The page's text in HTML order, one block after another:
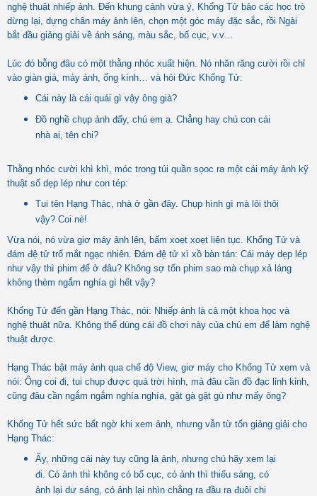
nghệ thuật nhiếp ảnh. Đến khung cảnh vừa ý, Khổng Tử bảo các học trò
dừng lại, dựng chân máy ảnh lên, chọn một góc máy đặc sắc, rồi Ngài
bắt đầu giảng giải về ánh sáng, màu sắc, bố cục, v.v…
Lúc đó bỗng đâu có một thằng nhóc xuất hiện. Nó nhăn răng cười rồi chỉ
vào giàn giá, máy ảnh, ống kính… và hỏi Đức Khổng Tử:
Cái này là cái quái gì vậy ông già?
Đồ nghề chụp ảnh đấy, chú em ạ. Chẳng hay chú con cái
nhà ai, tên chi?
Thằng nhóc cười khì khì, móc trong túi quần sọoc ra một cái máy ảnh kỹ
thuật số dẹp lép như con tép:
Tui tên Hạng Thác, nhà ở gần đây. Chụp hình gì mà lôi thôi
vậy? Coi nè!
Vừa nói, nó vừa giơ máy ảnh lên, bấm xoẹt xoẹt liên tục. Khổng Tử và
đám đệ tử trố mắt ngạc nhiên. Đám đệ tử xì xồ bàn tán: Cái máy dẹp lép
như vậy thì phim để ở đâu? Không sợ tốn phim sao mà chụp xả láng
không thèm ngắm nghía gì hết vậy?
Khổng Tử đến gần Hạng Thác, nói: Nhiếp ảnh là cả một khoa học và
nghệ thuật nữa. Không thể dùng cái đồ chơi này của chú em để làm nghệ
thuật được.
Hạng Thác bật máy ảnh qua chế độ View, giơ máy cho Khổng Tử xem và
nói: Ông coi đi, tui chụp được quá trời hình, mà đâu cần đồ đạc lỉnh kỉnh,
cũng đâu cần ngắm ngắm nghía nghía, gật gà gật gù như mấy ông?
Khổng Tử hết sức bất ngờ khi xem ảnh, nhưng vẫn từ tốn giảng giải cho
Hạng Thác:
Ấy, những cái này tuy cũng là ảnh, nhưng chú hãy xem lại
đi. Có ảnh thì không có bố cục, có ảnh thì thiếu sáng, có
ảnh lại dư sáng, có ảnh lại nhìn chẳng ra đầu ra đuôi chi